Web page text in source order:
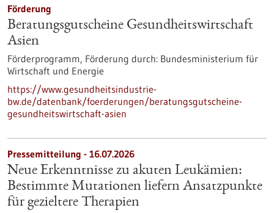
Förderung
Beratungsgutscheine Gesundheitswirtschaft
Asien
Förderprogramm, Förderung durch: Bundesministerium für
Wirtschaft und Energie
https://www.gesundheitsindustrie-
bw.de/datenbank/foerderungen/beratungsgutscheine-
gesundheitswirtschaft-asien
Pressemitteilung - 16.07.2026
Neue Erkenntnisse zu akuten Leukämien:
Bestimmte Mutationen liefern Ansatzpunkte
für gezieltere Therapien